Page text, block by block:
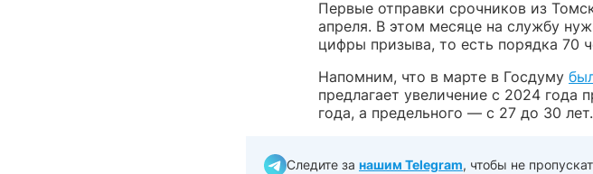
Первые отправки срочников из
апреля. В этом месяце на службу
цифры призыва, то есть порядка 70
Напомним, что в марте в Госдуму
предлагает увеличение с 2024 года
года, а предельного — с 27 до 30
Следите за нашим Telegram, чтобы не